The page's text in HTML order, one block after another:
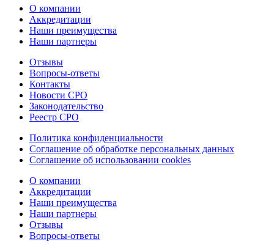
О компании
Аккредитации
Наши преимущества
Наши партнеры
Отзывы
Вопросы-ответы
Контакты
Новости СРО
Законодательство
Реестр СРО
Политика конфиденциальности
Соглашение об обработке персональных данных
Соглашение об использовании cookies
О компании
Аккредитации
Наши преимущества
Наши партнеры
Отзывы
Вопросы-ответы